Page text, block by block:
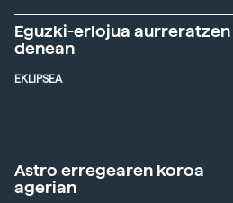
Eguzki-erlojua aurreratzen
denean
EKLIPSEA
Astro erregearen koroa
agerian